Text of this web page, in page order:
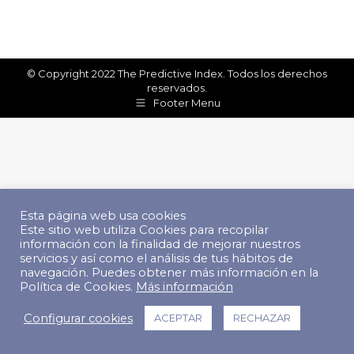
© Copyright 2022 The Predictive Index. Todos los derechos
reservados.
Footer Menu
Esta página web usa cookies
Este sitio web utiliza Cookies para recopilar
información con la finalidad de mejorar nuestros
servicios y así como el análisis de tus hábitos de
navegación. Puedes obtener más información en la
Política de Cookies. Más información
Configurar cookies ACEPTAR RECHAZAR